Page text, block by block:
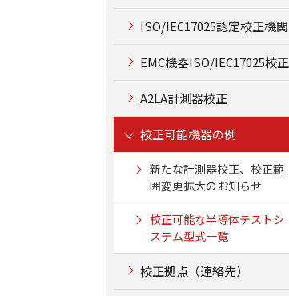
ISO/IEC17025認定校正機関
EMC機器ISO/IEC17025校正
A2LA計測器校正
校正可能機器の例
新たな計測器校正、校正範
囲変更拡大のお知らせ
校正可能な半導体テストシ
ステム型式一覧
校正拠点（連絡先）